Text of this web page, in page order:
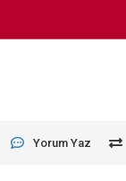
Yorum Yaz